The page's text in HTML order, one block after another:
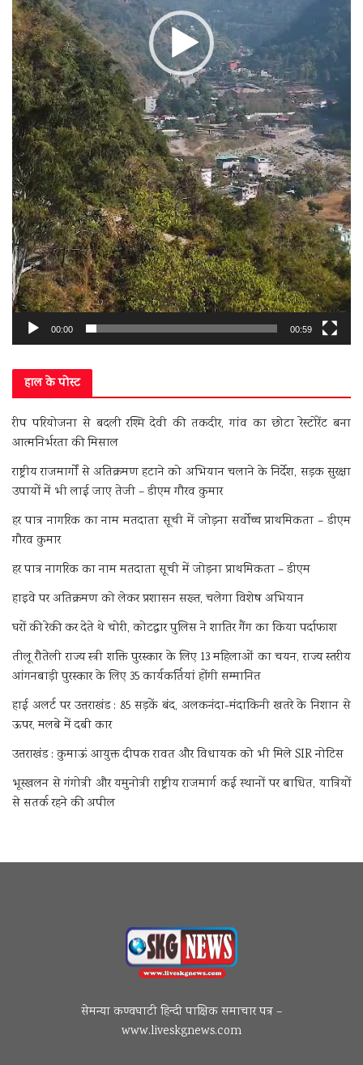
00:00 00:59
हाल के पोस्ट
रीप परियोजना से बदली रश्मि देवी की तकदीर, गांव का छोटा रेस्टोरेंट बना
आत्मनिर्भरता की मिसाल
राष्ट्रीय राजमार्गों से अतिक्रमण हटाने को अभियान चलाने के निर्देश, सड़क सुरक्षा
उपायों में भी लाई जाए तेजी – डीएम गौरव कुमार
हर पात्र नागरिक का नाम मतदाता सूची में जोड़ना सर्वोच्च प्राथमिकता – डीएम
गौरव कुमार
हर पात्र नागरिक का नाम मतदाता सूची में जोड़ना प्राथमिकता – डीएम
हाइवे पर अतिक्रमण को लेकर प्रशासन सख्त, चलेगा विशेष अभियान
घरों की रेकी कर देते थे चोरी, कोटद्वार पुलिस ने शातिर गैंग का किया पर्दाफाश
तीलू रौतेली राज्य स्त्री शक्ति पुरस्कार के लिए 13 महिलाओं का चयन, राज्य स्तरीय
आंगनबाड़ी पुरस्कार के लिए 35 कार्यकर्तियां होंगी सम्मानित
हाई अलर्ट पर उत्तराखंड : 85 सड़कें बंद, अलकनंदा-मंदाकिनी खतरे के निशान से
ऊपर, मलबे में दबी कार
उत्तराखंड : कुमाऊं आयुक्त दीपक रावत और विधायक को भी मिले SIR नोटिस
भूस्खलन से गंगोत्री और यमुनोत्री राष्ट्रीय राजमार्ग कई स्थानों पर बाधित, यात्रियों
से सतर्क रहने की अपील
सेमन्या कण्वघाटी हिन्दी पाक्षिक समाचार पत्र –
www.liveskgnews.com